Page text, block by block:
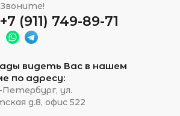
Звоните!
+7 (911) 749-89-71
видеть Вас в нашем
по адресу:
ул.
д.8, офис 522